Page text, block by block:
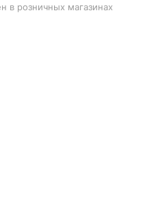
в розничных магазинах